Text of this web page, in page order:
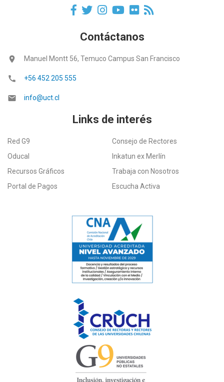
Contáctanos
location_on Manuel Montt 56, Temuco Campus San Francisco
call +56 452 205 555
email info@uct.cl
Links de interés
Red G9
Consejo de Rectores
Oducal
Inkatun ex Merlín
Recursos Gráficos
Trabaja con Nosotros
Portal de Pagos
Escucha Activa